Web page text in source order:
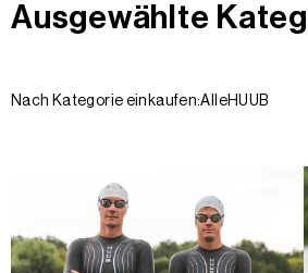
Ausgewählte
Nach Kategorie einkaufen:AlleHUUB